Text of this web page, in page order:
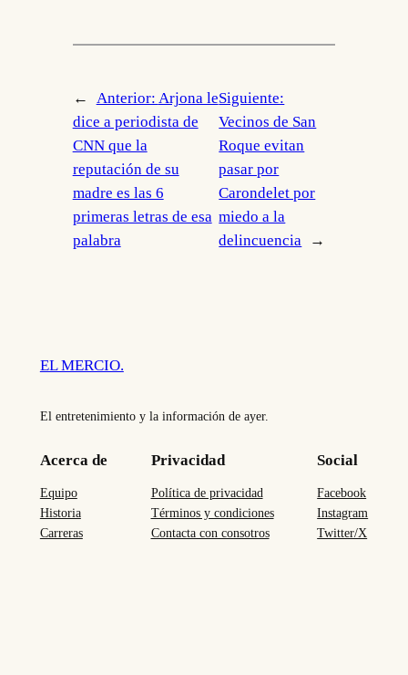
← Anterior: Arjona le
dice a periodista de
CNN que la
reputación de su
madre es las 6
primeras letras de esa
palabra
Siguiente:
Vecinos de San
Roque evitan
pasar por
Carondelet por
miedo a la
delincuencia
→
EL MERCIO.
El entretenimiento y la información de ayer.
Acerca de
Equipo
Historia
Carreras
Privacidad
Política de privacidad
Términos y condiciones
Contacta con consotros
Social
Facebook
Instagram
Twitter/X